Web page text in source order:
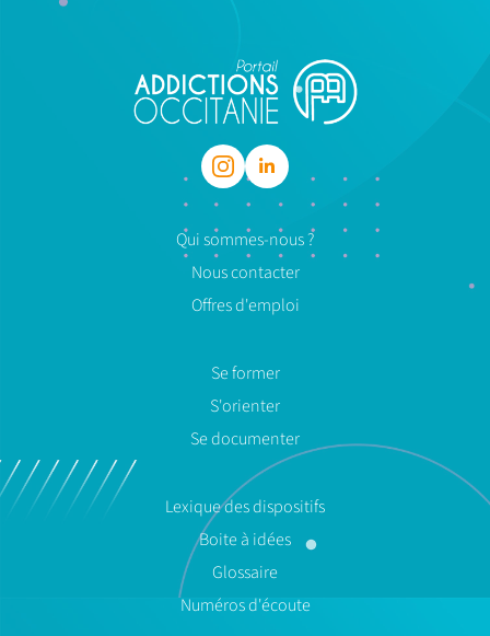
Qui sommes-nous ?
Nous contacter
Offres d'emploi
Se former
S'orienter
Se documenter
Lexique des dispositifs
Boite à idées
Glossaire
Numéros d'écoute